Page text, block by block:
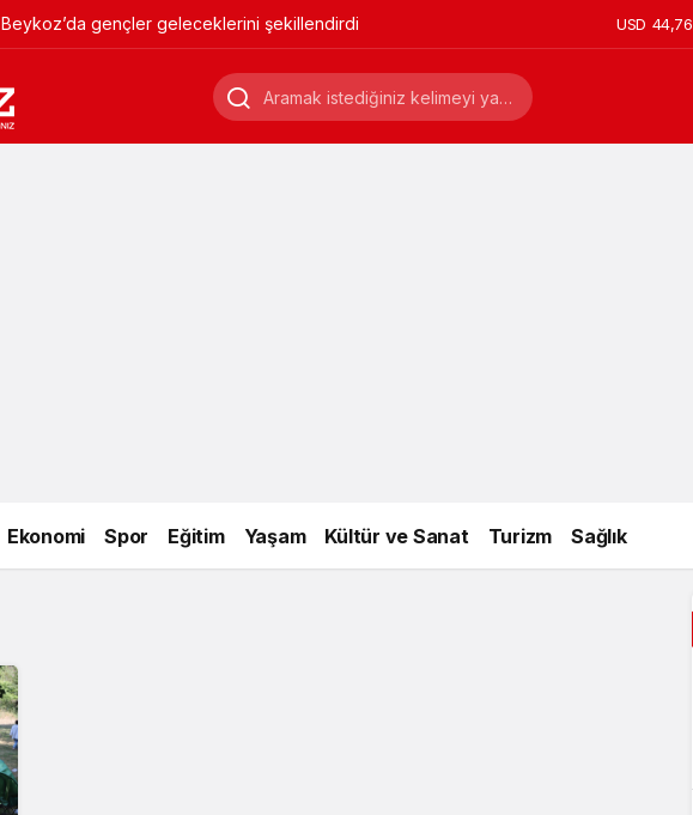
Beykoz’da gençler geleceklerini şekillendirdi USD 44,76
Ekonomi Spor Eğitim Yaşam Kültür ve Sanat Turizm Sağlık